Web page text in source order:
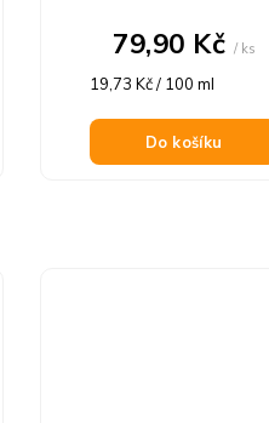
79,90 Kč / ks
Měrná
19,73 Kč / 100 ml
Do košíku